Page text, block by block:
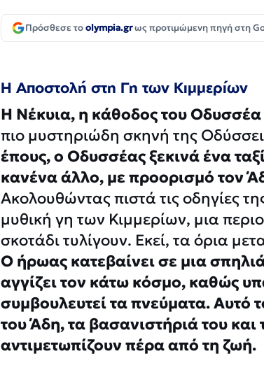
Πρόσθεσε τοolympia.grως προτιμώμενη πηγή στη
Η Αποστολή στη Γη των Κιμμερίων
Η Νέκυια, η κάθοδος του
πιο μυστηριώδη σκηνή της
έπους, ο Οδυσσέας ξεκινά ένα
κανένα άλλο, με προορισμό τον
Ακολουθώντας πιστά τις οδηγίες
μυθική γη των Κιμμερίων, μια
σκοτάδι τυλίγουν. Εκεί, τα όρια
Ο ήρωας κατεβαίνει σε μια
αγγίζει τον κάτω κόσμο, καθώς
συμβουλευτεί τα πνεύματα. Αυτό
του Άδη, τα βασανιστήριά του και
αντιμετωπίζουν πέρα από τη ζωή.